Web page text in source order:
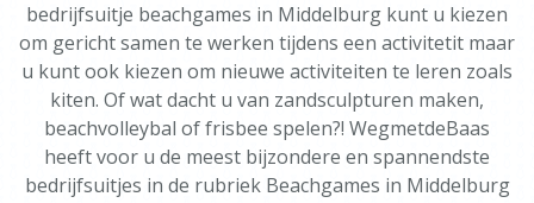
bedrijfsuitje beachgames in Middelburg kunt u kiezen
om gericht samen te werken tijdens een activitetit maar
u kunt ook kiezen om nieuwe activiteiten te leren zoals
kiten. Of wat dacht u van zandsculpturen maken,
beachvolleybal of frisbee spelen?! WegmetdeBaas
heeft voor u de meest bijzondere en spannendste
bedrijfsuitjes in de rubriek Beachgames in Middelburg